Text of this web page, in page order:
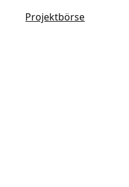
Projektbörse